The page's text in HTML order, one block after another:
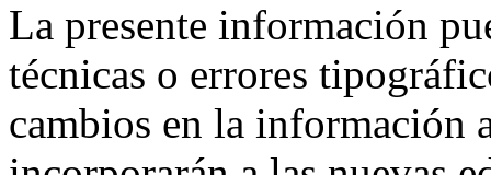
La presente información
técnicas o errores
cambios en la información